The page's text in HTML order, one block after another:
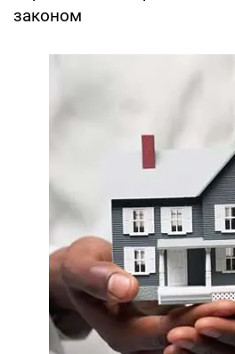
законом